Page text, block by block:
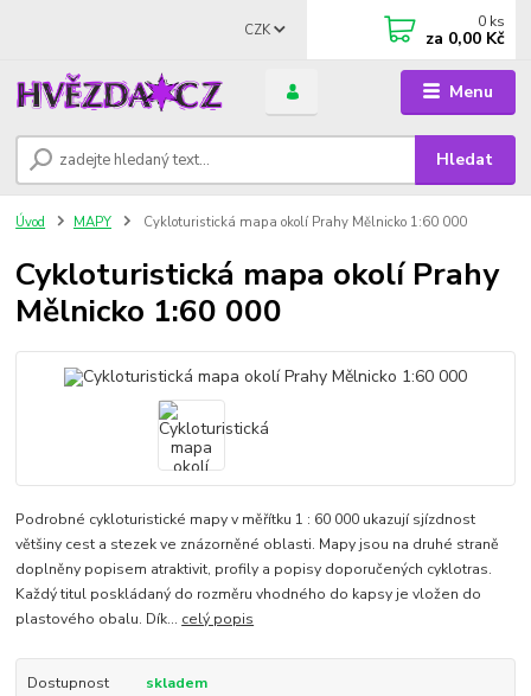
Menu
CZK
Hledat
0 ks
za 0,00 Kč
Úvod MAPY Cykloturistická mapa okolí Prahy Mělnicko 1:60 000
Cykloturistická mapa okolí Prahy
Mělnicko 1:60 000
Podrobné cykloturistické mapy v měřítku 1 : 60 000 ukazují sjízdnost
většiny cest a stezek ve znázorněné oblasti. Mapy jsou na druhé straně
doplněny popisem atraktivit, profily a popisy doporučených cyklotras.
Každý titul poskládaný do rozměru vhodného do kapsy je vložen do
plastového obalu. Dík... celý popis
Dostupnost
skladem